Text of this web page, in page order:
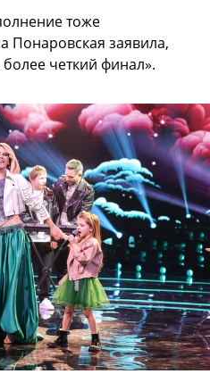
тоже
Понаровская заявила,
четкий финал».